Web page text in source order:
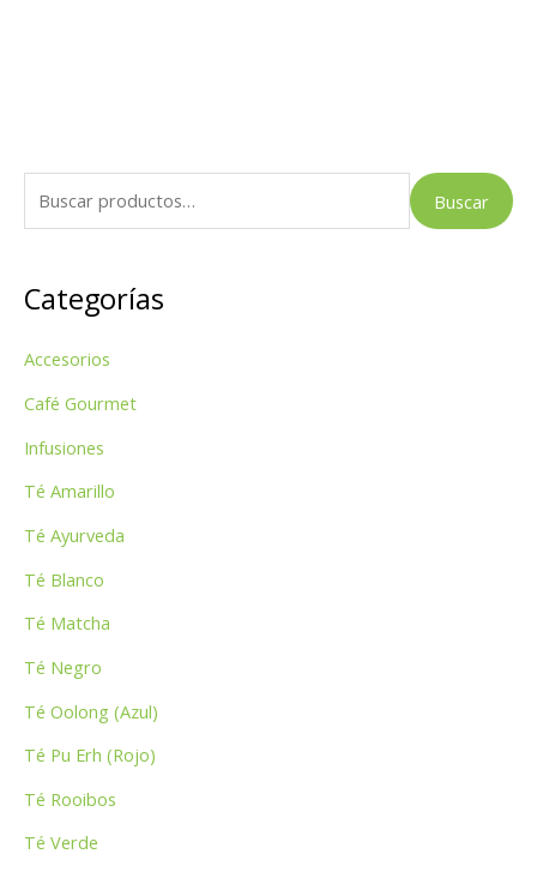
u
c
r
p
Buscar
Categorías
Accesorios
Café Gourmet
Infusiones
Té Amarillo
Té Ayurveda
Té Blanco
Té Matcha
Té Negro
Té Oolong (Azul)
Té Pu Erh (Rojo)
Té Rooibos
Té Verde